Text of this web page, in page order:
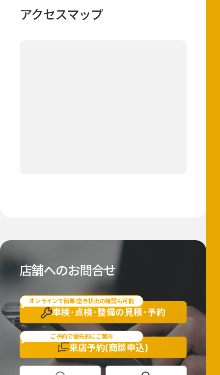
アクセスマップ
店舗へのお問合せ
オンラインで簡単!空き状況の確認も可能
車検･点検･整備の 見積･予約
ご予約で優先的にご案内
来店予約(商談申込)